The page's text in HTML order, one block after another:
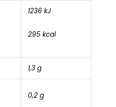
1236 kJ
295 kcal
1,3 g
0,2 g